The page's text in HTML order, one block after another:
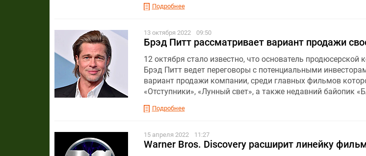
Подробнее
13 октября 2022 09:50
Брэд Питт рассматривает вариант продажи
12 октября стало известно, что основатель продюсерской
Брэд Питт ведет переговоры с потенциальными
вариант продажи компании, среди главных фильмов
«Отступники», «Лунный свет», а также недавний байопик
Подробнее
15 апреля 2022 11:27
Warner Bros. Discovery расширит линейку